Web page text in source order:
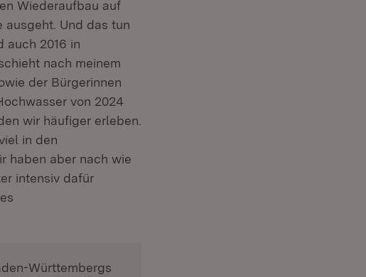
Wiederaufbau auf
Und das tun
auch 2016 in
nach meinem
der Bürgerinnen
von 2024
wir häufiger erleben.
in den
haben aber nach wie
intensiv dafür
Württembergs